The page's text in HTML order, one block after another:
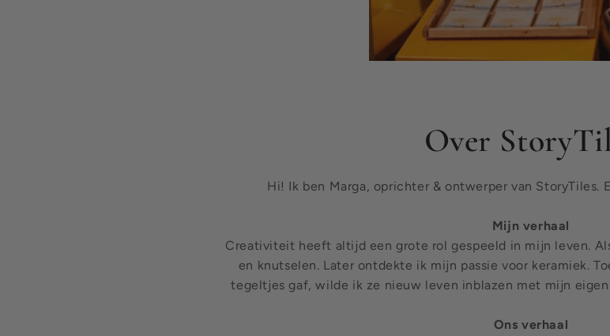
Over
Hi! Ik ben Marga, oprichter & ontwerper van StoryTiles.
Mijn verhaal
Creativiteit heeft altijd een grote rol gespeeld in mijn leven.
en knutselen. Later ontdekte ik mijn passie voor keramiek.
tegeltjes gaf, wilde ik ze nieuw leven inblazen met mijn
Ons verhaal